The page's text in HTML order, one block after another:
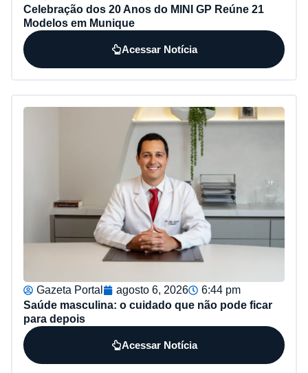
Celebração dos 20 Anos do MINI GP Reúne 21
Modelos em Munique
Acessar Notícia
Gazeta Portal agosto 6, 2026
6:44 pm
Saúde masculina: o cuidado que não pode ficar
para depois
Acessar Notícia